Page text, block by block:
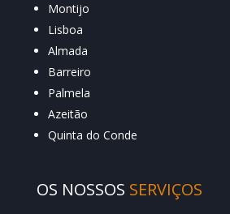
Montijo
Lisboa
Almada
Barreiro
Palmela
Azeitão
Quinta do Conde
OS NOSSOS SERVIÇOS